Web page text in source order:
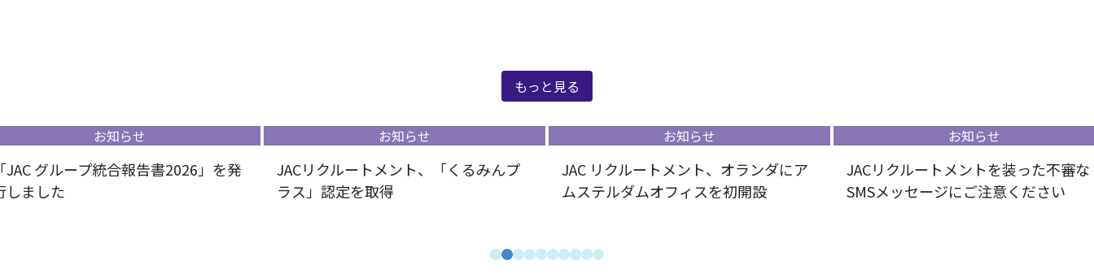
もっと見る
お知らせ
JAC グループ統合報告書2026」を発
しました
お知らせ
JACリクルートメント、「くるみんプ
ラス」認定を取得
お知らせ
JAC リクルートメント、オランダにア
ムステルダムオフィスを初開設
お知らせ
JACリクルートメントを装った不審な
SMSメッセージにご注意ください